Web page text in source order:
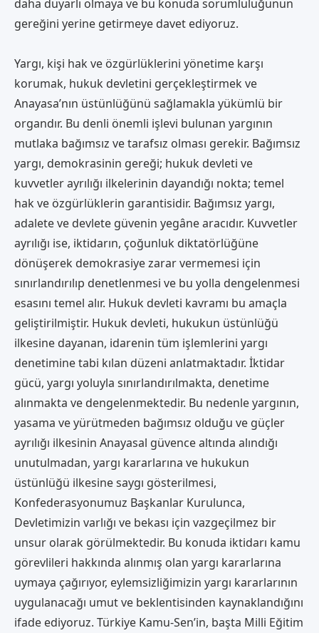
daha duyarlı olmaya ve bu konuda sorumluluğunun
gereğini yerine getirmeye davet ediyoruz.
Yargı, kişi hak ve özgürlüklerini yönetime karşı
korumak, hukuk devletini gerçekleştirmek ve
Anayasa’nın üstünlüğünü sağlamakla yükümlü bir
organdır. Bu denli önemli işlevi bulunan yargının
mutlaka bağımsız ve tarafsız olması gerekir. Bağımsız
yargı, demokrasinin gereği; hukuk devleti ve
kuvvetler ayrılığı ilkelerinin dayandığı nokta; temel
hak ve özgürlüklerin garantisidir. Bağımsız yargı,
adalete ve devlete güvenin yegâne aracıdır. Kuvvetler
ayrılığı ise, iktidarın, çoğunluk diktatörlüğüne
dönüşerek demokrasiye zarar vermemesi için
sınırlandırılıp denetlenmesi ve bu yolla dengelenmesi
esasını temel alır. Hukuk devleti kavramı bu amaçla
geliştirilmiştir. Hukuk devleti, hukukun üstünlüğü
ilkesine dayanan, idarenin tüm işlemlerini yargı
denetimine tabi kılan düzeni anlatmaktadır. İktidar
gücü, yargı yoluyla sınırlandırılmakta, denetime
alınmakta ve dengelenmektedir. Bu nedenle yargının,
yasama ve yürütmeden bağımsız olduğu ve güçler
ayrılığı ilkesinin Anayasal güvence altında alındığı
unutulmadan, yargı kararlarına ve hukukun
üstünlüğü ilkesine saygı gösterilmesi,
Konfederasyonumuz Başkanlar Kurulunca,
Devletimizin varlığı ve bekası için vazgeçilmez bir
unsur olarak görülmektedir. Bu konuda iktidarı kamu
görevlileri hakkında alınmış olan yargı kararlarına
uymaya çağırıyor, eylemsizliğimizin yargı kararlarının
uygulanacağı umut ve beklentisinden kaynaklandığını
ifade ediyoruz. Türkiye Kamu-Sen’in, başta Milli Eğitim